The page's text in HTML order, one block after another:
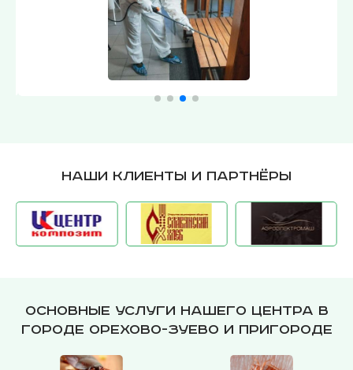
Наши клиенты и партнёры
Основные услуги нашего центра в
городе Орехово-Зуево и пригороде